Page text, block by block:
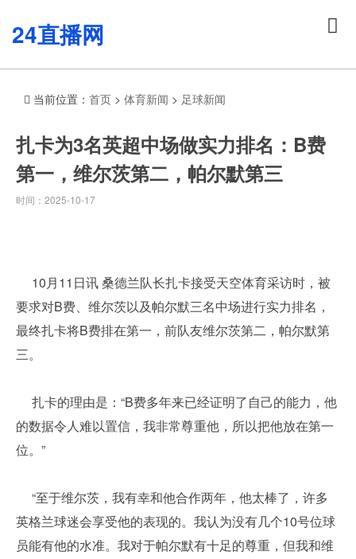
24直播网
当前位置： 首页 > 体育新闻 > 足球新闻
扎卡为3名英超中场做实力排名：B费
第一，维尔茨第二，帕尔默第三
时间：2025-10-17
10月11日讯 桑德兰队长扎卡接受天空体育采访时，被
要求对B费、维尔茨以及帕尔默三名中场进行实力排名，
最终扎卡将B费排在第一，前队友维尔茨第二，帕尔默第
三。
扎卡的理由是：“B费多年来已经证明了自己的能力，他
的数据令人难以置信，我非常尊重他，所以把他放在第一
位。”
“至于维尔茨，我有幸和他合作两年，他太棒了，许多
英格兰球迷会享受他的表现的。我认为没有几个10号位球
员能有他的水准。我对于帕尔默有十足的尊重，但我和维